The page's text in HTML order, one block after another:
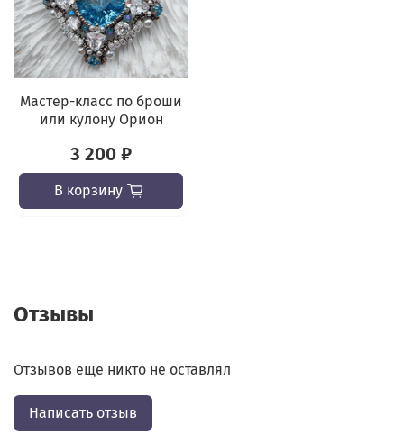
Мастер-класс по броши
или кулону Орион
3 200 ₽
В корзину
Отзывы
Отзывов еще никто не оставлял
Написать отзыв